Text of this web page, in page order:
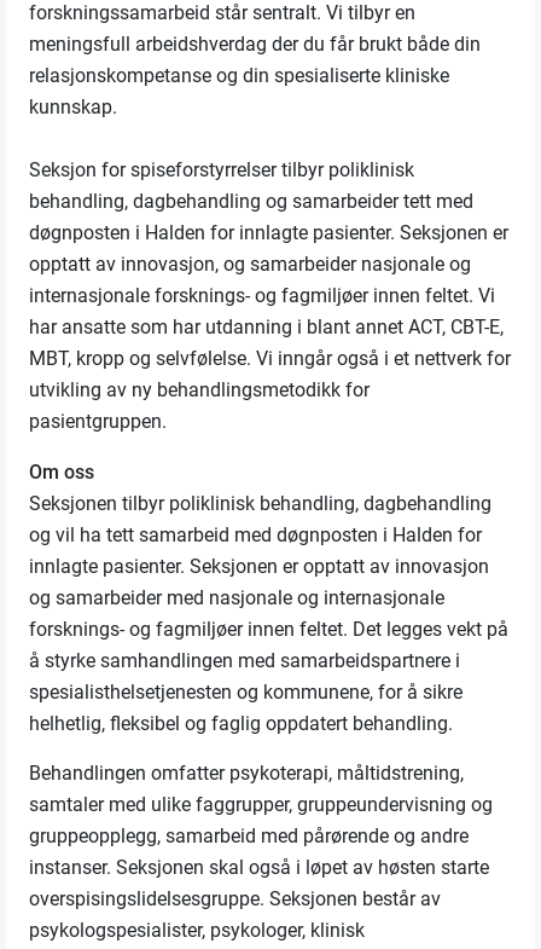
forskningssamarbeid står sentralt. Vi tilbyr en
meningsfull arbeidshverdag der du får brukt både din
relasjonskompetanse og din spesialiserte kliniske
kunnskap.
Seksjon for spiseforstyrrelser tilbyr poliklinisk
behandling, dagbehandling og samarbeider tett med
døgnposten i Halden for innlagte pasienter. Seksjonen er
opptatt av innovasjon, og samarbeider nasjonale og
internasjonale forsknings- og fagmiljøer innen feltet. Vi
har ansatte som har utdanning i blant annet ACT, CBT-E,
MBT, kropp og selvfølelse. Vi inngår også i et nettverk for
utvikling av ny behandlingsmetodikk for
pasientgruppen.
Om oss
Seksjonen tilbyr poliklinisk behandling, dagbehandling
og vil ha tett samarbeid med døgnposten i Halden for
innlagte pasienter. Seksjonen er opptatt av innovasjon
og samarbeider med nasjonale og internasjonale
forsknings- og fagmiljøer innen feltet. Det legges vekt på
å styrke samhandlingen med samarbeidspartnere i
spesialisthelsetjenesten og kommunene, for å sikre
helhetlig, fleksibel og faglig oppdatert behandling.
Behandlingen omfatter psykoterapi, måltidstrening,
samtaler med ulike faggrupper, gruppeundervisning og
gruppeopplegg, samarbeid med pårørende og andre
instanser. Seksjonen skal også i løpet av høsten starte
overspisingslidelsesgruppe. Seksjonen består av
psykologspesialister, psykologer, klinisk